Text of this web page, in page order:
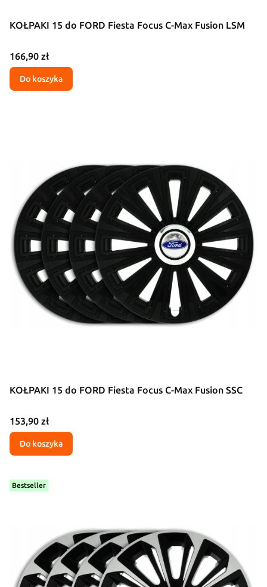
KOŁPAKI 15 do FORD Fiesta Focus C-Max Fusion LSM
Cena
166,90 zł
Do koszyka
KOŁPAKI 15 do FORD Fiesta Focus C-Max Fusion SSC
Cena
153,90 zł
Do koszyka
Bestseller